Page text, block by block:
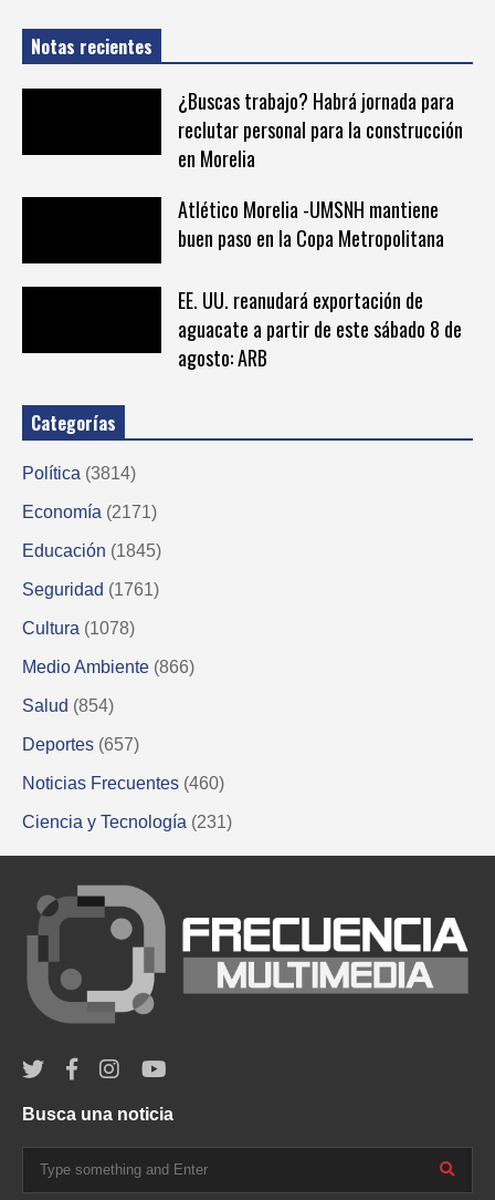
Notas recientes
¿Buscas trabajo? Habrá jornada para
reclutar personal para la construcción
en Morelia
Atlético Morelia -UMSNH mantiene
buen paso en la Copa Metropolitana
EE. UU. reanudará exportación de
aguacate a partir de este sábado 8 de
agosto: ARB
Categorías
Política (3814)
Economía (2171)
Educación (1845)
Seguridad (1761)
Cultura (1078)
Medio Ambiente (866)
Salud (854)
Deportes (657)
Noticias Frecuentes (460)
Ciencia y Tecnología (231)
Busca una noticia